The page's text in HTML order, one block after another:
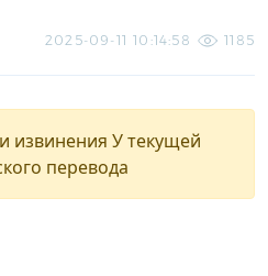
2025-09-11 10:14:58 1185
извинения У текущей
перевода